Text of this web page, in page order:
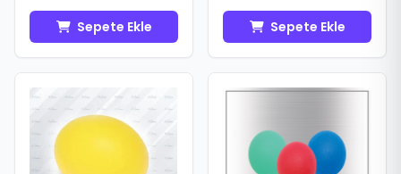
Sepete Ekle Sepete Ekle